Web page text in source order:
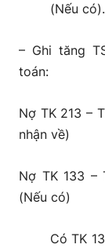
(Nếu có).
– Ghi tăng
toán:
Nợ TK 213 –
nhận về)
Nợ TK 133 –
(Nếu có)
Có TK